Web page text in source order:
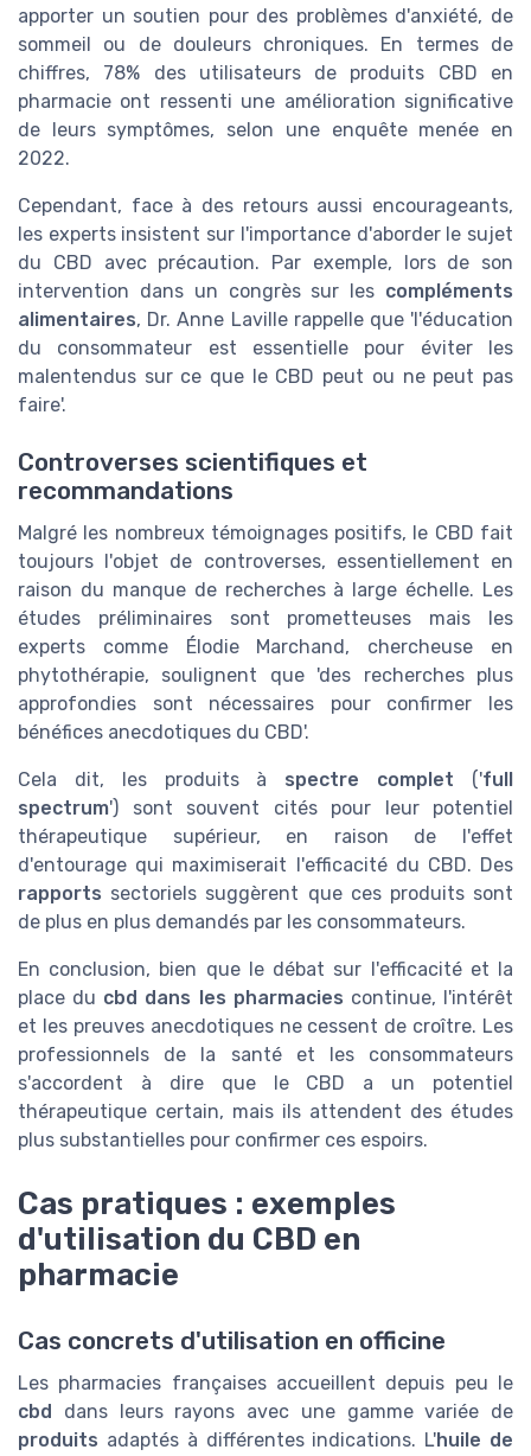
apporter un soutien pour des problèmes d'anxiété, de
sommeil ou de douleurs chroniques. En termes de
chiffres, 78% des utilisateurs de produits CBD en
pharmacie ont ressenti une amélioration significative
de leurs symptômes, selon une enquête menée en
2022.
Cependant, face à des retours aussi encourageants,
les experts insistent sur l'importance d'aborder le sujet
du CBD avec précaution. Par exemple, lors de son
intervention dans un congrès sur les compléments
alimentaires, Dr. Anne Laville rappelle que 'l'éducation
du consommateur est essentielle pour éviter les
malentendus sur ce que le CBD peut ou ne peut pas
faire'.
Controverses scientifiques et
recommandations
Malgré les nombreux témoignages positifs, le CBD fait
toujours l'objet de controverses, essentiellement en
raison du manque de recherches à large échelle. Les
études préliminaires sont prometteuses mais les
experts comme Élodie Marchand, chercheuse en
phytothérapie, soulignent que 'des recherches plus
approfondies sont nécessaires pour confirmer les
bénéfices anecdotiques du CBD'.
Cela dit, les produits à spectre complet ('full
spectrum') sont souvent cités pour leur potentiel
thérapeutique supérieur, en raison de l'effet
d'entourage qui maximiserait l'efficacité du CBD. Des
rapports sectoriels suggèrent que ces produits sont
de plus en plus demandés par les consommateurs.
En conclusion, bien que le débat sur l'efficacité et la
place du cbd dans les pharmacies continue, l'intérêt
et les preuves anecdotiques ne cessent de croître. Les
professionnels de la santé et les consommateurs
s'accordent à dire que le CBD a un potentiel
thérapeutique certain, mais ils attendent des études
plus substantielles pour confirmer ces espoirs.
Cas pratiques : exemples
d'utilisation du CBD en
pharmacie
Cas concrets d'utilisation en officine
Les pharmacies françaises accueillent depuis peu le
cbd
dans leurs rayons avec une gamme variée de
produits adaptés à différentes indications. L'huile de